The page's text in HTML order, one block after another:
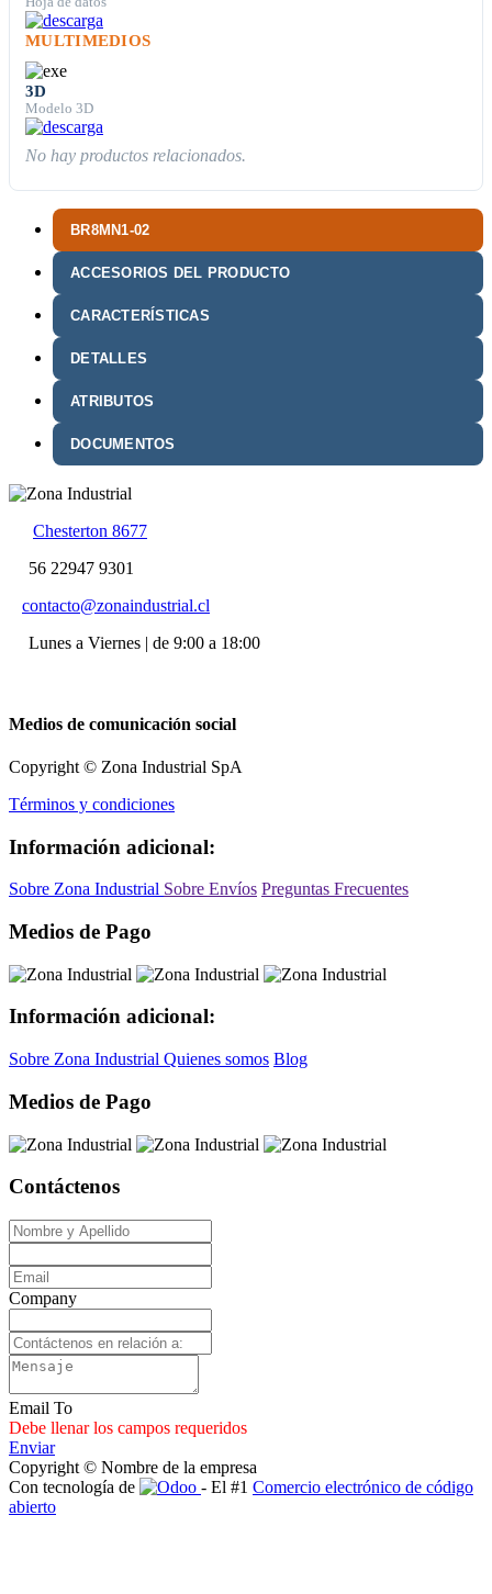
BR8MN1-02
ACCESORIOS DEL PRODUCTO
CARACTERÍSTICAS
DETALLES
ATRIBUTOS
DOCUMENTOS
MULTIMEDIOS
3D
Modelo 3D
No hay productos relacionados.
Chesterton 8677
56 22947 9301
contacto@zonaindustrial.cl
Lunes a Viernes | de 9:00 a 18:00
Medios de comunicación social
Copyright © Zona Industrial SpA
Términos y condiciones
Información adicional:
Sobre Zona Industrial Sobre Envíos Preguntas Frecuentes
Medios de Pago
Información adicional:
Sobre Zona Industrial Quienes somos Blog
Medios de Pago
Contáctenos
Company
Email To
Debe llenar los campos requeridos
Enviar
Copyright © Nombre de la empresa
Con tecnología de
- El #1 Comercio electrónico de código
abierto